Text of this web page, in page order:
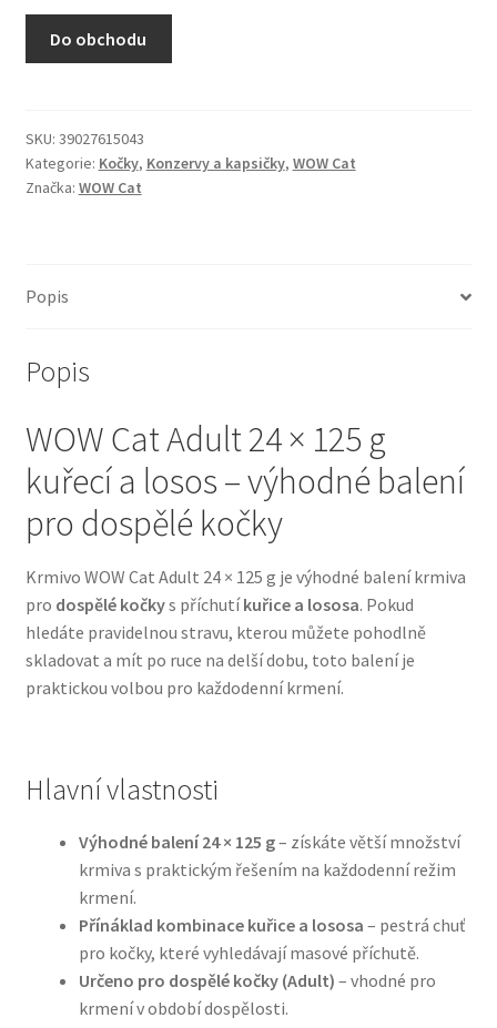
N&D Farmina pro kočky — Italské holistic krmivo
Pamlsky pro kočky
Purizon pro kočky
Veterinární dieta pro kočky
Vše pro psy — Krmivo, doplňky, vybavení
Boudy a výběhy
Bozita pro psy — Švédské krmivo s nordickou kvalitou
Brit pro psy
Granule pro psy
Hill’s pro psy
Hračky pro psy
Konzervy a kapsičky pro psy
Do obchodu
SKU: 39027615043
Kategorie: Kočky, Konzervy a kapsičky, WOW Cat
Značka: WOW Cat
Popis
Popis
WOW Cat Adult 24 × 125 g
kuřecí a losos – výhodné balení
pro dospělé kočky
Krmivo WOW Cat Adult 24 × 125 g je výhodné balení krmiva
pro dospělé kočkys příchutíkuřice a lososa. Pokud
hledáte pravidelnou stravu, kterou můžete pohodlně
skladovat a mít po ruce na delší dobu, toto balení je
praktickou volbou pro každodenní krmení.
Hlavní vlastnosti
Výhodné balení 24 × 125 g– získáte větší množství
krmiva s praktickým řešením na každodenní režim
krmení.
Přínáklad kombinace kuřice a lososa – pestrá chuť
pro kočky, které vyhledávají masové příchutě.
Určeno pro dospělé kočky (Adult) – vhodné pro
krmení v období dospělosti.